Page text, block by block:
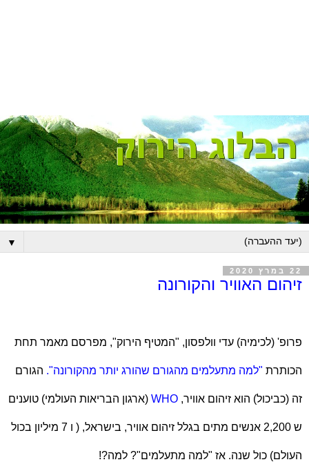
▼
22 במרץ 2020
זיהום האוויר והקורונה
פרופ' (לכימיה) עדי וולפסון, "המטיף הירוק", מפרסם מאמר תחת
הכותרת "למה מתעלמים מהגורם שהורג יותר מהקורונה". הגורם
זה (כביכול) הוא זיהום אוויר, WHO (ארגון הבריאות העולמי) טוענים
ש 2,200 אנשים מתים בגלל זיהום אוויר, בישראל, ( ו 7 מיליון בכול
העולם) כול שנה. אז "למה מתעלמים"? למה?!